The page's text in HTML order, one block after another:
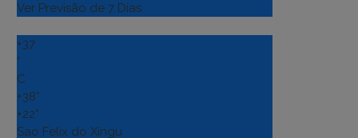
Ver Previsão de 7 Dias
+37
°
C
+38°
+22°
Sao Felix do Xingu